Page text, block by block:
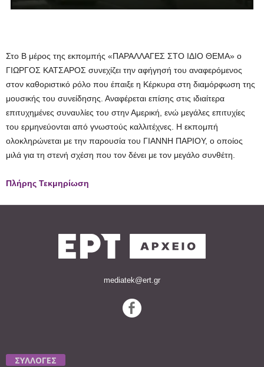
Στο Β μέρος της εκπομπής «ΠΑΡΑΛΛΑΓΕΣ ΣΤΟ ΙΔΙΟ ΘΕΜΑ» ο
ΓΙΩΡΓΟΣ ΚΑΤΣΑΡΟΣ συνεχίζει την αφήγησή του αναφερόμενος
στον καθοριστικό ρόλο που έπαιξε η Κέρκυρα στη διαμόρφωση της
μουσικής του συνείδησης. Αναφέρεται επίσης στις ιδιαίτερα
επιτυχημένες συναυλίες του στην Αμερική, ενώ μεγάλες επιτυχίες
του ερμηνεύονται από γνωστούς καλλιτέχνες. Η εκπομπή
ολοκληρώνεται με την παρουσία του ΓΙΑΝΝΗ ΠΑΡΙΟΥ, ο οποίος
μιλά για τη στενή σχέση που τον δένει με τον μεγάλο συνθέτη.
Πλήρης Τεκμηρίωση
mediatek@ert.gr
ΣΥΛΛΟΓΕΣ